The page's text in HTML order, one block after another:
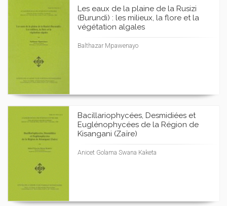
Les eaux de la plaine de la Rusizi
(Burundi) : les milieux, la flore et la
végétation algales
Balthazar Mpawenayo
Bacillariophycées, Desmidiées et
Euglénophycées de la Région de
Kisangani (Zaïre)
Anicet Golama Swana Kaketa